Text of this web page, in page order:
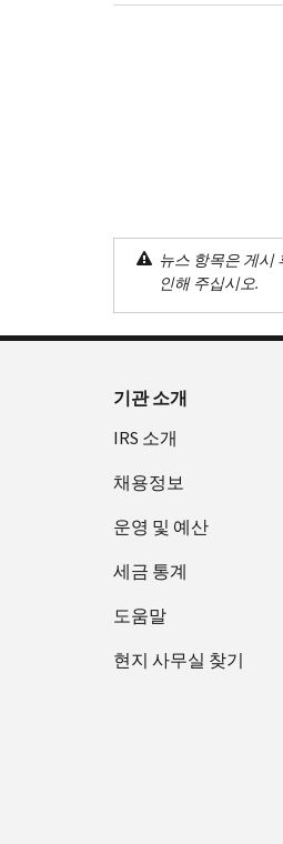
뉴스 항목은 게시
인해 주십시오.
기관 소개
IRS 소개
채용정보
운영 및 예산
세금 통계
도움말
현지 사무실 찾기